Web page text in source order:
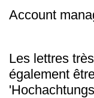
Account
Les lettres
également